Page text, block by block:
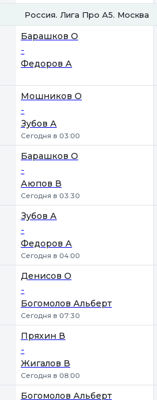
Россия. Лига Про А5. Москва
Барашков О
-
Федоров А
Мошников О
-
Зубов А
Сегодня в 03:00
Барашков О
-
Аюпов В
Сегодня в 03:30
Зубов А
-
Федоров А
Сегодня в 04:00
Денисов О
-
Богомолов Альберт
Сегодня в 07:30
Пряхин В
-
Жигалов В
Сегодня в 08:00
Богомолов Альберт